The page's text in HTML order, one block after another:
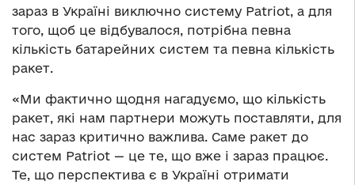
зараз в Україні виключно систему Patriot, а для
того, щоб це відбувалося, потрібна певна
кількість батарейних систем та певна кількість
ракет.
«Ми фактично щодня нагадуємо, що кількість
ракет, які нам партнери можуть поставляти, для
нас зараз критично важлива. Саме ракет до
систем Patriot — це те, що вже і зараз працює.
Те, що перспектива є в Україні отримати